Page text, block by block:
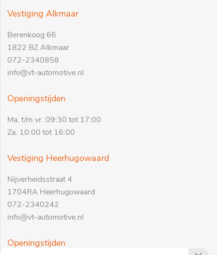
Vestiging Alkmaar
Berenkoog 66
1822 BZ Alkmaar
072-2340858
info@vt-automotive.nl
Openingstijden
Ma. t/m vr. 09:30 tot 17:00
Za. 10:00 tot 16:00
Vestiging Heerhugowaard
Nijverheidsstraat 4
1704RA Heerhugowaard
072-2340242
info@vt-automotive.nl
Openingstijden